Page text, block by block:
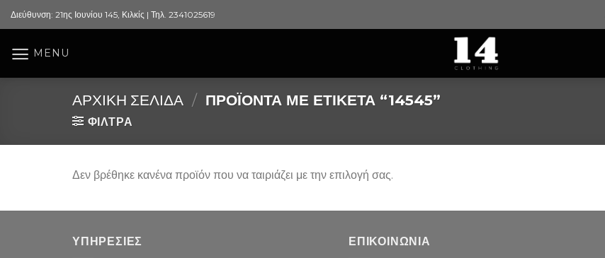
Skip
to
Διεύθυνση: 21ης Ιουνίου 145, Κιλκίς | Τηλ. 2341025619
MENU
ΑΡΧΙΚΉ ΣΕΛΊΔΑ / ΠΡΟΪΌΝΤΑ ΜΕ ΕΤΙΚΈΤΑ “14545”
ΦΙΛΤΡΑ
Δεν βρέθηκε κανένα προϊόν που να ταιριάζει με την επιλογή σας.
ΥΠΗΡΕΣΙΕΣ ΕΠΙΚΟΙΝΩΝΙΑ